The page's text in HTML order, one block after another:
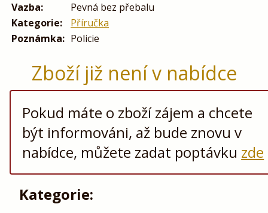
Vazba:
Pevná bez přebalu
Kategorie:
Příručka
Poznámka: Policie
Zboží již není v nabídce
Pokud máte o zboží zájem a chcete
být informováni, až bude znovu v
nabídce, můžete zadat poptávku zde
Kategorie: